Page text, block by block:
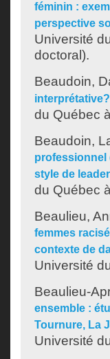
féminin :
perspective
Université
doctoral).
Beaudoin,
du Québec
Beaudoin,
professionnel
style de
du Québec
Beaulieu,
femmes
contexte de
Université
Beaulieu-
ensemble :
Tournure, La
Université